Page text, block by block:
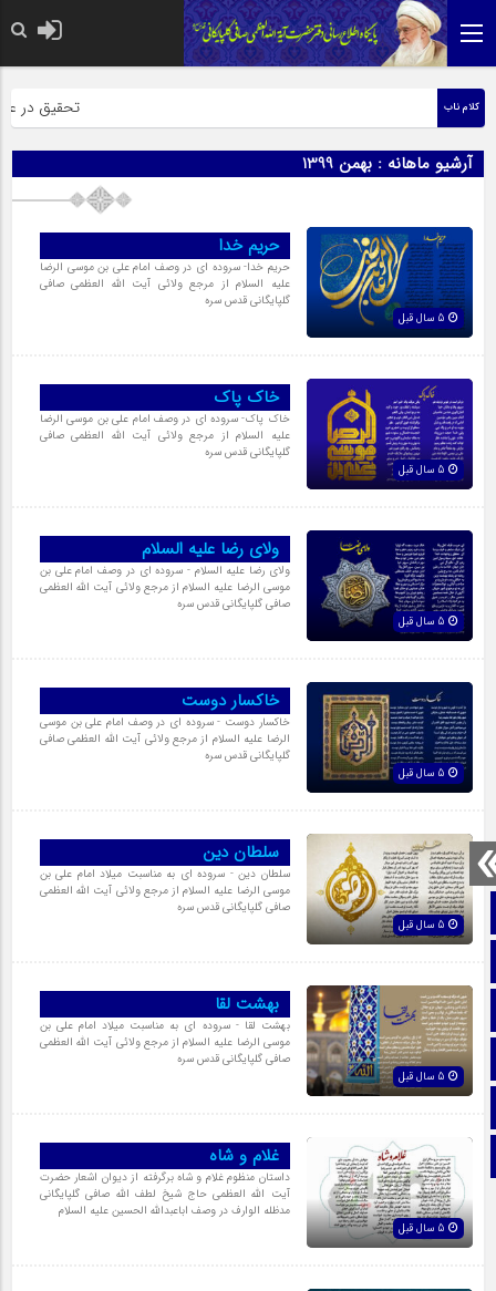
صفحه نخست
آپارات
کلام ناب تحقیق در
آرشیو ماهانه : بهمن 1399
حریم خدا
حریم خدا- سروده ای در وصف امام علی بن موسی الرضا
علیه السلام از مرجع ولائی آیت الله العظمی صافی
گلپایگانی قدس سره
خاک پاک
خاک پاک- سروده ای در وصف امام علی بن موسی الرضا
علیه السلام از مرجع ولائی آیت الله العظمی صافی
گلپایگانی قدس سره
ولای رضا علیه السلام
ولای رضا علیه السلام - سروده ای در وصف امام علی بن
موسی الرضا علیه السلام از مرجع ولائی آیت الله العظمی
صافی گلپایگانی قدس سره
خاکسار دوست
خاکسار دوست - سروده ای در وصف امام علی بن موسی
الرضا علیه السلام از مرجع ولائی آیت الله العظمی صافی
گلپایگانی قدس سره
سلطان دین
سلطان دین - سروده ای به مناسبت میلاد امام علی بن
موسی الرضا علیه السلام از مرجع ولائی آیت الله العظمی
صافی گلپایگانی قدس سره
بهشت لقا
بهشت لقا - سروده ای به مناسبت میلاد امام علی بن
موسی الرضا علیه السلام از مرجع ولائی آیت الله العظمی
صافی گلپایگانی قدس سره
غلام و شاه
داستان منظوم غلام و شاه برگرفته از دیوان اشعار حضرت
آیت‌ اللّه العظمی حاج شیخ لطف‌ اللّه صافی گلپایگانی
مدظله‌ الوارف در وصف اباعبدالله الحسین علیه السلام